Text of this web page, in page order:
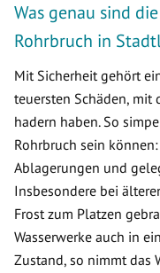
Was genau sind
Rohrbruch in
Mit Sicherheit gehört
teuersten Schäden, mit
hadern haben. So
Rohrbruch sein
Ablagerungen und
Insbesondere bei
Frost zum Platzen
Wasserwerke auch in
Zustand, so nimmt das